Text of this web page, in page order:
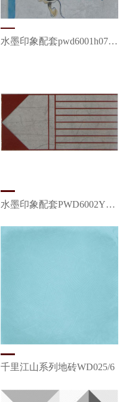
水墨印象配套pwd6001h07-14丝雨
水墨印象配套PWD6002Y01/02/Z凤求凰
千里江山系列地砖WD025/6